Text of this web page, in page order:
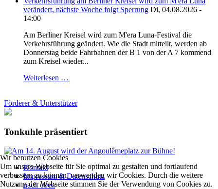
verändert, nächste Woche folgt Sperrung Di, 04.08.2026 -
14:00
Am Berliner Kreisel wird zum M'era Luna-Festival die
Verkehrsführung geändert. Wie die Stadt mitteilt, werden ab
Donnerstag beide Fahrbahnen der B 1 von der A 7 kommend
zum Kreisel wieder...
Weiterlesen …
Förderer & Unterstützer
Tonkuhle präsentiert
Kontakt
Impressum & Datenschutz
nach oben
Wir benutzen Cookies
Um unsere Webseite für Sie optimal zu gestalten und fortlaufend
verbessern zu können, verwenden wir Cookies. Durch die weitere
Nutzung der Webseite stimmen Sie der Verwendung von Cookies zu.